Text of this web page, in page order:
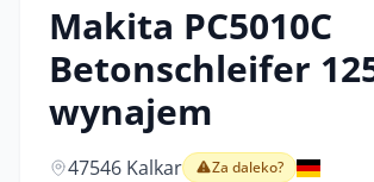
Makita PC5010C
Betonschleifer
wynajem
47546 Kalkar Za daleko?